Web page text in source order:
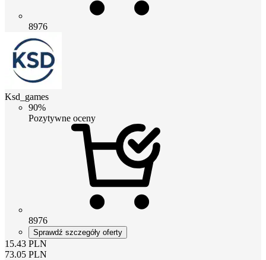
8976
Ksd_games
90%
Pozytywne oceny
8976
Sprawdź szczegóły oferty
15.43 PLN
73.05 PLN